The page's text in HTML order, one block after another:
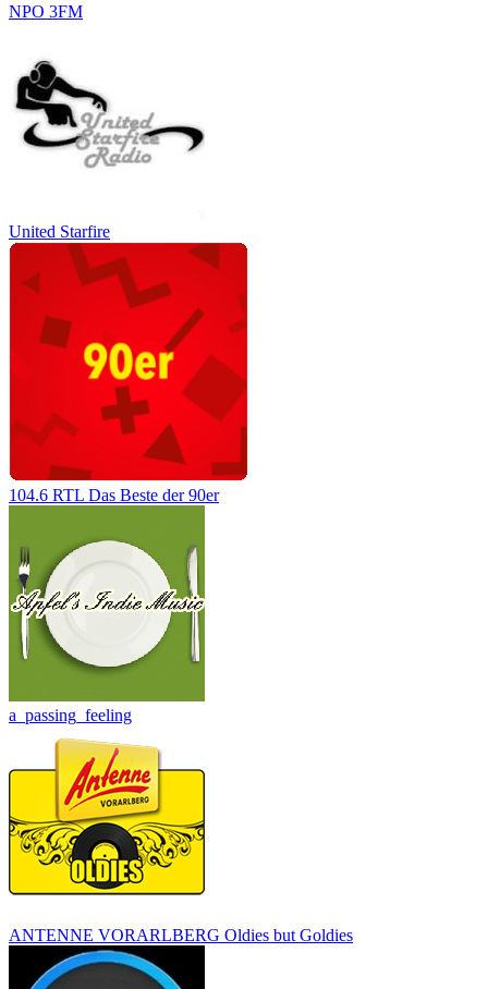
NPO 3FM
United Starfire
104.6 RTL Das Beste der 90er
a_passing_feeling
ANTENNE VORARLBERG Oldies but Goldies